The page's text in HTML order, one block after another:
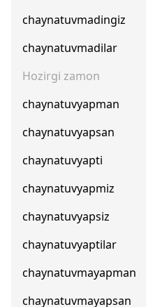
chaynatuvmadingiz
chaynatuvmadilar
Hozirgi zamon
chaynatuvyapman
chaynatuvyapsan
chaynatuvyapti
chaynatuvyapmiz
chaynatuvyapsiz
chaynatuvyaptilar
chaynatuvmayapman
chaynatuvmayapsan